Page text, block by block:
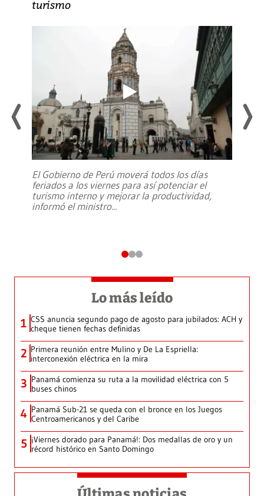
turismo
El Gobierno de Perú moverá todos los días
feriados a los viernes para así potenciar el
turismo interno y mejorar la productividad,
informó el ministro...
Lo más leído
1 CSS anuncia segundo pago de agosto para jubilados: ACH y
cheque tienen fechas definidas
2 Primera reunión entre Mulino y De La Espriella:
interconexión eléctrica en la mira
3 Panamá comienza su ruta a la movilidad eléctrica con 5
buses chinos
4 Panamá Sub-21 se queda con el bronce en los Juegos
Centroamericanos y del Caribe
5 ¡Viernes dorado para Panamá!: Dos medallas de oro y un
récord histórico en Santo Domingo